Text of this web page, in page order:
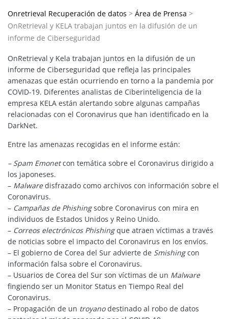
Onretrieval Recuperación de datos > Área de Prensa >
OnRetrieval y KELA trabajan juntos en la difusión de un
informe de Ciberseguridad
OnRetrieval y Kela trabajan juntos en la difusión de un
informe de Ciberseguridad que refleja las principales
amenazas que están ocurriendo en torno a la pandemia por
COVID-19. Diferentes analistas de Ciberinteligencia de la
empresa KELA están alertando sobre algunas campañas
relacionadas con el Coronavirus que han identificado en la
DarkNet.
Entre las amenazas recogidas en el informe están:
– Spam Emonetcon temática sobre el Coronavirus dirigido a
los japoneses.
– Malwaredisfrazado como archivos con información sobre el
Coronavirus.
– Campañas de Phishingsobre Coronavirus con mira en
individuos de Estados Unidos y Reino Unido.
– Correos electrónicos Phishingque atraen víctimas a través
de noticias sobre el impacto del Coronavirus en los envíos.
– El gobierno de Corea del Sur advierte de Smishingcon
información falsa sobre el Coronavirus.
– Usuarios de Corea del Sur son víctimas de un Malware
fingiendo ser un Monitor Status en Tiempo Real del
Coronavirus.
– Propagación de un troyanodestinado al robo de datos